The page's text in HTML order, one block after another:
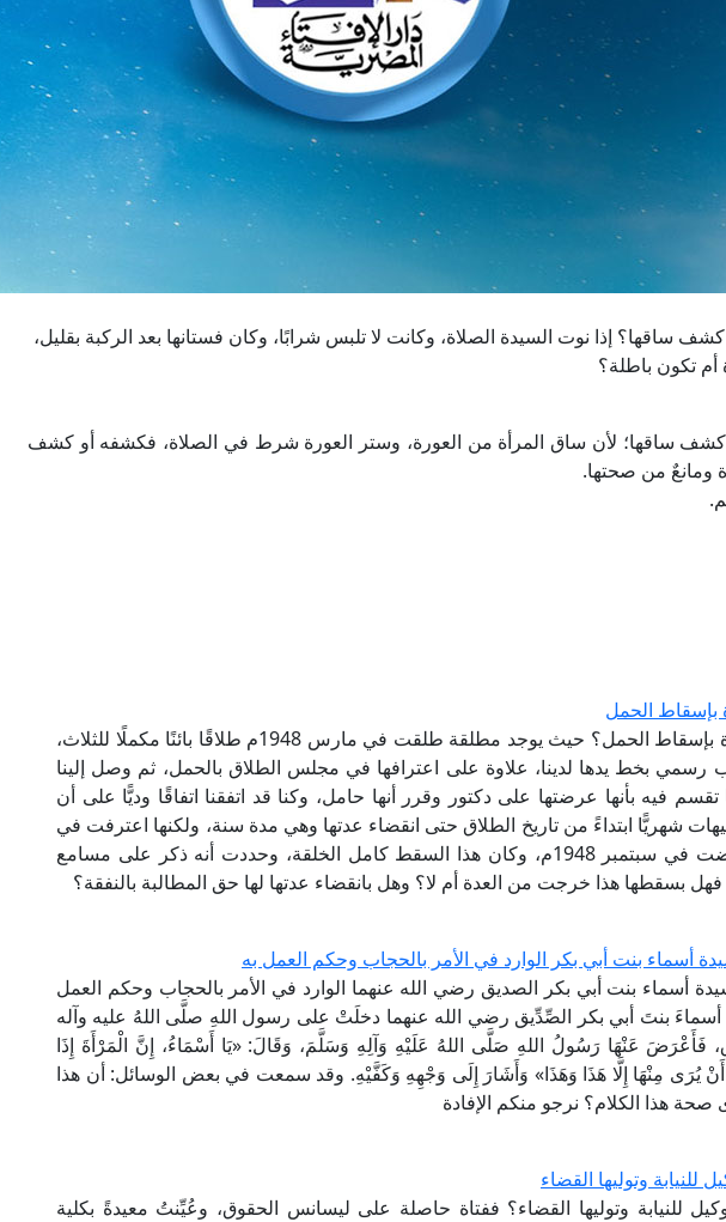
ساقها؟ إذا نوت السيدة الصلاة، وكانت لا تلبس شرابًا، وكان فستانها بعد الركبة بقليل،
أم تكون باطلة؟
ساقها؛ لأن ساق المرأة من العورة، وستر العورة شرط في الصلاة، فكشفه أو كشف
ومانعٌ من صحتها.
بإسقاط الحمل
ما حكم انتهاء نفقة العدة بإسقاط الحمل؟ حيث يوجد مطلقة طلقت في مارس 1948م طلاقًا بائنًا مكملًا للثلاث،
بخط يدها لدينا، علاوة على اعترافها في مجلس الطلاق بالحمل، ثم وصل إلينا
فيه بأنها عرضتها على دكتور وقرر أنها حامل، وكنا قد اتفقنا اتفاقًا وديًّا على أن
شهريًّا ابتداءً من تاريخ الطلاق حتى انقضاء عدتها وهي مدة سنة، ولكنها اعترفت في
أكتوبر 1948م بأنها أجهضت في سبتمبر 1948م، وكان هذا السقط كامل الخلقة، وحددت أنه ذكر على مسامع
بسقطها هذا خرجت من العدة أم لا؟ وهل بانقضاء عدتها لها حق المطالبة بالنفقة؟
أسماء بنت أبي بكر الوارد في الأمر بالحجاب وحكم العمل به
أسماء بنت أبي بكر الصديق رضي الله عنهما الوارد في الأمر بالحجاب وحكم العمل
بنتَ أبي بكر الصِّدِّيق رضي الله عنهما دخلَتْ على رسول اللهِ صلَّى اللهُ عليه وآله
فَأَعْرَضَ عَنْهَا رَسُولُ اللهِ صَلَّى اللهُ عَلَيْهِ وَآلِهِ وَسَلَّمَ، وَقَالَ: «يَا أَسْمَاءُ، إِنَّ الْمَرْأَةَ إِذَا
يُرَى مِنْهَا إِلَّا هَذَا وَهَذَا» وَأَشَارَ إِلَى وَجْهِهِ وَكَفَّيْهِ. وقد سمعت في بعض الوسائل: أن هذا
هذا الكلام؟ نرجو منكم الإفادة
وتوليها القضاء
للنيابة وتوليها القضاء؟ ففتاة حاصلة على ليسانس الحقوق، وعُيِّنتُ معيدةً بكلية